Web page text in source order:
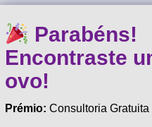
Parabéns!
Encontraste
ovo!
Prémio: Consultoria Gratuita